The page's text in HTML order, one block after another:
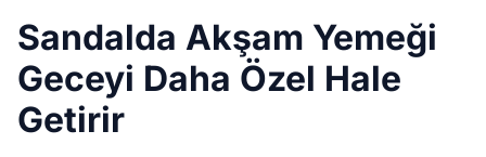
Sandalda Akşam Yemeği
Geceyi Daha Özel Hale
Getirir